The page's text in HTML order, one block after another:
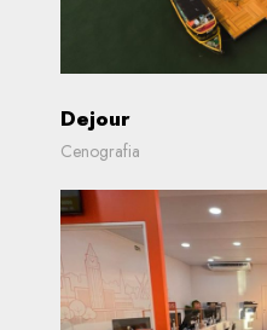
Dejour
Cenografia